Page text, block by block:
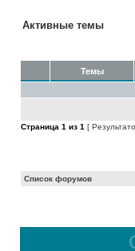
Активные темы
Темы
Страница 1 из 1 [
Список форумов